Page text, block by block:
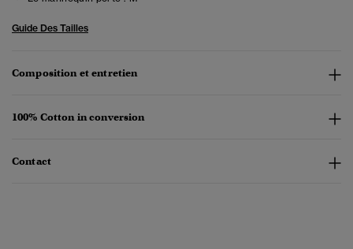
Guide Des Tailles
Composition et entretien
100% Cotton in conversion
Contact